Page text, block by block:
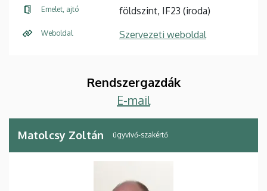
Emelet, ajtó földszint, IF23 (iroda)
Weboldal Szervezeti weboldal
Rendszergazdák
E-mail
Matolcsy Zoltán ügyvivő-szakértő